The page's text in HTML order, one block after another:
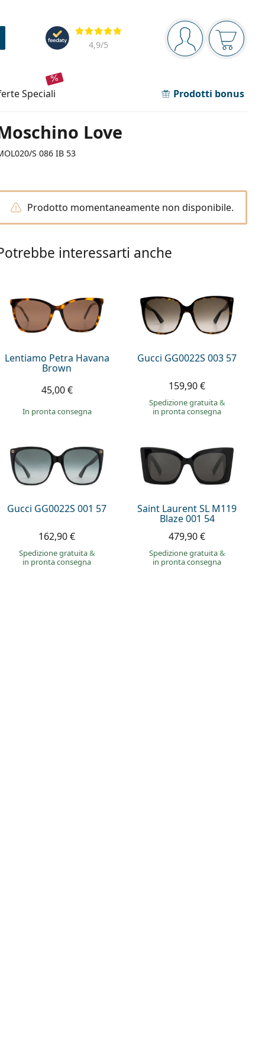
Barra di navigazione
sei connesso
Il
Valutazione
4,9/5
speciali Prodotti bonus
Love
S 086 IB 53
Prodotto momentaneamente non disponibile.
interessarti anche
Lentiamo Petra Havana
Brown
45,00 €
in pronta consegna
Gucci GG0022S 003 57
159,90 €
Spedizione gratuita&
in pronta consegna
Gucci GG0022S 001 57
162,90 €
Spedizione gratuita&
in pronta consegna
Saint Laurent SL M119
Blaze 001 54
479,90 €
Spedizione gratuita&
in pronta consegna